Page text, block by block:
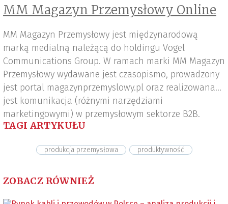
MM Magazyn Przemysłowy Online
MM Magazyn Przemysłowy jest międzynarodową
marką medialną należącą do holdingu Vogel
Communications Group. W ramach marki MM Magazyn
Przemysłowy wydawane jest czasopismo, prowadzony
jest portal magazynprzemyslowy.pl oraz realizowana
jest komunikacja (różnymi narzędziami
marketingowymi) w przemysłowym sektorze B2B.
TAGI ARTYKUŁU
produkcja przemysłowa produktywność
ZOBACZ RÓWNIEŻ